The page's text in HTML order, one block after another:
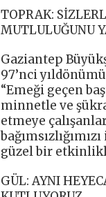
TOPRAK:
MUTLULUĞUNU
Gaziantep
97’nci
“Emeği geçen
minnetle ve
etmeye
güzel bir
GÜL: AYNI